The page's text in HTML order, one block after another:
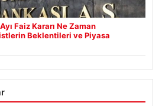
Faiz Kararı Ne Zaman
Beklentileri ve Piyasa